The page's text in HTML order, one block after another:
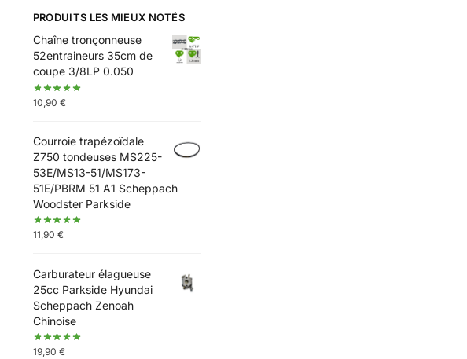
PRODUITS LES MIEUX NOTÉS
Chaîne tronçonneuse
52entraineurs 35cm de
coupe 3/8LP 0.050
10,90 €
Courroie trapézoïdale
Z750 tondeuses MS225-
53E/MS13-51/MS173-
51E/PBRM 51 A1 Scheppach
Woodster Parkside
11,90 €
Carburateur élagueuse
25cc Parkside Hyundai
Scheppach Zenoah
Chinoise
19,90 €